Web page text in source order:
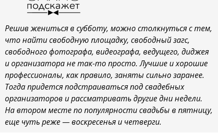
Решив жениться в субботу, можно столкнуться с тем,
что найти свободную площадку, свободный загс,
свободного фотографа, видеографа, ведущего, диджея
и организатора не так-то просто. Лучшие и хорошие
профессионалы, как правило, заняты сильно заранее.
Тогда придется подстраиваться под свадебных
организаторов и рассматривать другие дни недели.
На втором месте по популярности свадьбы в пятницу,
еще чуть реже — воскресенья и четверги.